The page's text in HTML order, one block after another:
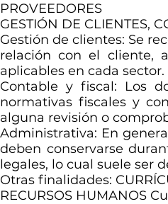
PROVEEDORES
GESTIÓN DE CLIENTES,
Gestión de clientes: Se
relación con el cliente,
aplicables en cada sector.
Contable y fiscal: Los
normativas fiscales y
alguna revisión o
Administrativa: En
deben conservarse
legales, lo cual suele ser
Otras finalidades:
RECURSOS HUMANOS